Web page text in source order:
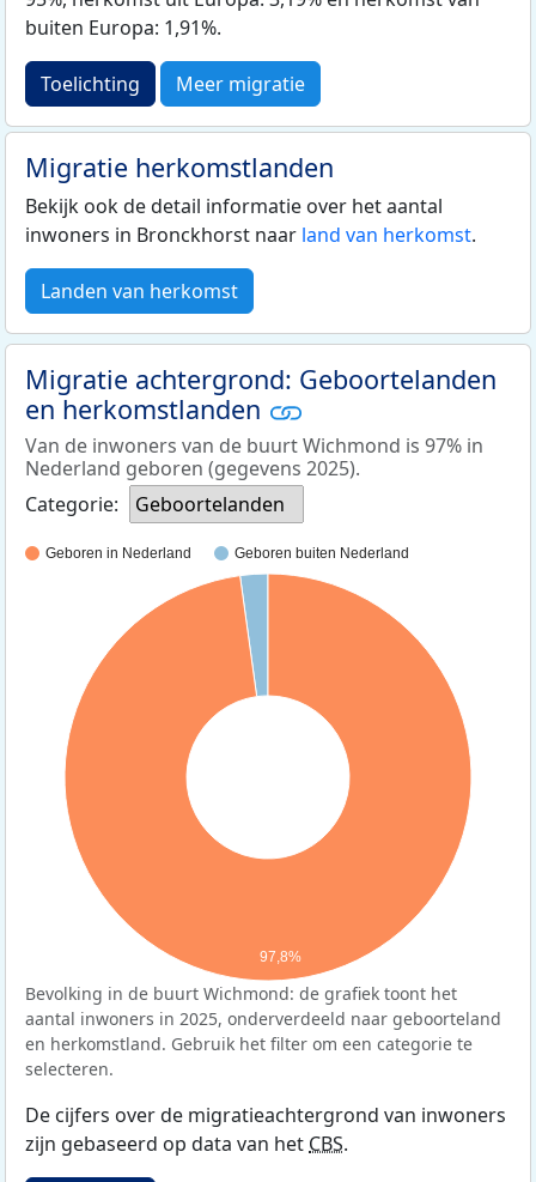
buiten Europa: 1,91%.
Toelichting Meer migratie
Migratie herkomstlanden
Bekijk ook de detail informatie over het aantal
inwoners in Bronckhorst naar land van herkomst.
Landen van herkomst
Migratie achtergrond: Geboortelanden
en herkomstlanden
Van de inwoners van de buurt Wichmond is 97% in
Nederland geboren (gegevens 2025).
Categorie:
Geboortelanden
Geboren in Nederland Geboren buiten Nederland
97,8%
Bevolking in de buurt Wichmond: de grafiek toont het
aantal inwoners in 2025, onderverdeeld naar geboorteland
en herkomstland. Gebruik het filter om een categorie te
selecteren.
De cijfers over de migratieachtergrond van inwoners
zijn gebaseerd op data van het CBS.